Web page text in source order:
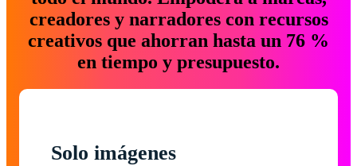
creadores y narradores con recursos
creativos que ahorran hasta un 76 %
en tiempo y presupuesto.
Solo imágenes